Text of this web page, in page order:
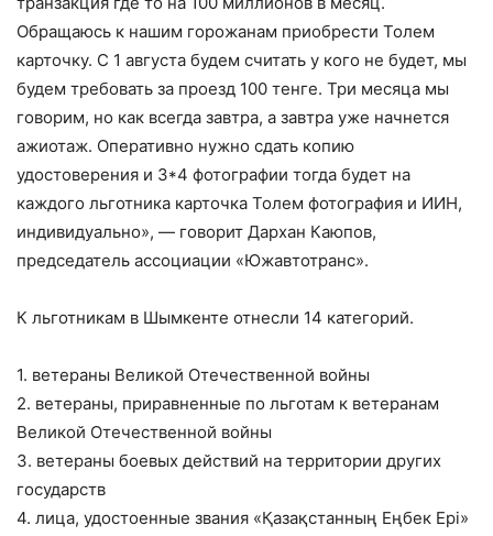
Обращаюсь к нашим горожанам приобрести Толем
карточку. С 1 августа будем считать у кого не будет, мы
будем требовать за проезд 100 тенге. Три месяца мы
говорим, но как всегда завтра, а завтра уже начнется
ажиотаж. Оперативно нужно сдать копию
удостоверения и 3*4 фотографии тогда будет на
каждого льготника карточка Толем фотография и ИИН,
индивидуально», — говорит Дархан Каюпов,
председатель ассоциации «Южавтотранс».
К льготникам в Шымкенте отнесли 14 категорий.
1. ветераны Великой Отечественной войны
2. ветераны, приравненные по льготам к ветеранам
Великой Отечественной войны
3. ветераны боевых действий на территории других
государств
4. лица, удостоенные звания «Қазақстанның Еңбек Ері»